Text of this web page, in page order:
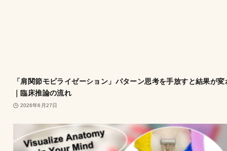
「肩関節モビライゼーション」パターン思考を手放すと結果が変
｜臨床推論の流れ
2026年6月27日